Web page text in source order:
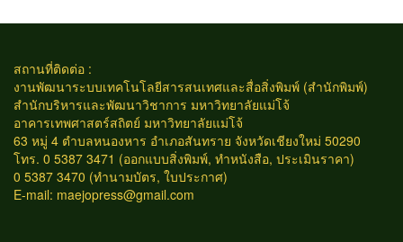
สถานที่ติดต่อ :
งานพัฒนาระบบเทคโนโลยีสารสนเทศและสื่อสิ่งพิมพ์ (สำนักพิมพ์)
สำนักบริหารและพัฒนาวิชาการ มหาวิทยาลัยแม่โจ้
อาคารเทพศาสตร์สถิตย์ มหาวิทยาลัยแม่โจ้
63 หมู่ 4 ตำบลหนองหาร อำเภอสันทราย จังหวัดเชียงใหม่ 50290
โทร. 0 5387 3471 (ออกแบบสิ่งพิมพ์, ทำหนังสือ, ประเมินราคา)
0 5387 3470 (ทำนามบัตร, ใบประกาศ)
E-mail: maejopress@gmail.com